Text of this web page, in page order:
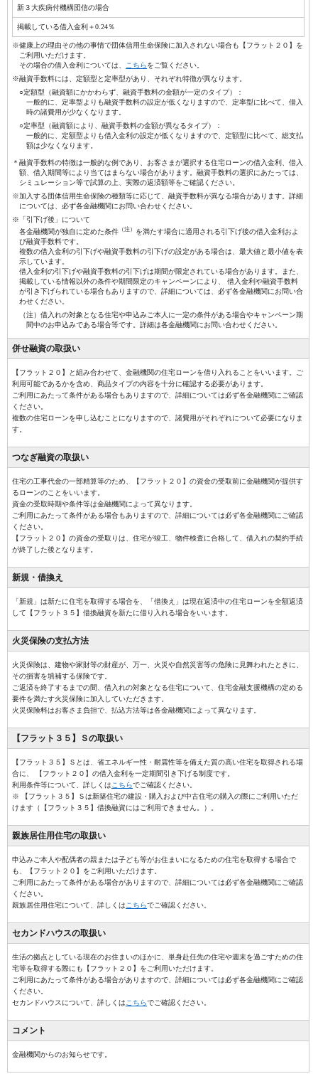
新３大疾病付機構団信の場合
掲載している借入金利＋0.24％
※健康上の理由その他の事情で団体信用生命保険に加入されない場合も【フラット２０】を
ご利用いただけます。
その場合の借入金利については、
こちらをご覧ください。
※融資手数料には、定額型と定率型があり、それぞれ特徴が異なります。
○定額型（融資額にかかわらず、融資手数料の金額が一定のタイプ）：
一般的に、定率型よりも融資手数料の設定が低くなりますので、定率型に比べて、借入
時の諸費用が少なくなります。
○定率型（融資額により、融資手数料の金額が異なるタイプ）：
一般的に、定額型よりも借入金利の設定が低くなりますので、定額型に比べて、総支払
額は少なくなります。
＊融資手数料の特徴は一般的な例であり、お客さまが選択する住宅ローンの借入金利、借入
額、借入期間等により当てはまらない場合があります。融資手数料の選択にあたっては、
シミュレーション等で試算の上、実際の返済額等をご確認ください。
※加入する団体信用生命保険の種類等に応じて、融資手数料が異なる場合があります。詳細
については、必ず各金融機関にお問い合わせください。
※「引下げ後」について
各金融機関が独自に定めた条件 （注）
を満たす場合に適用される引下げ後の借入金利およ
び融資手数料です。
複数の借入金利の引下げや融資手数料の引下げの設定がある場合は、最大値と最小値を表
示しています。
借入金利の引下げや融資手数料の引下げは期間が限定されている場合があります。また、
掲載している情報以外の条件や期間限定のキャンペーンにより、 借入金利や融資手数料
が引き下げられている場合もありますので、詳細については、必ず各金融機関にお問い合
わせください。
（注）借入れの対象となる住宅や申込みご本人に一定の条件がある場合やキャンペーン期
間中のお申込みである場合等です。詳細は各金融機関にお問い合わせください。
併せ融資の取扱い
【フラット２０】と組み合わせて、金融機関の住宅ローンを借り入れることをいいます。ご
利用可能であるかを含め、商品タイプの内容を十分に確認する必要があります。
ご利用にあたって条件がある場合もありますので、詳細については必ず各金融機関にご確認
ください。
複数の住宅ローンを申し込むことになりますので、諸費用がそれぞれについて必要になりま
す。
つなぎ融資の取扱い
住宅の工事代金の一部精算等のため、【フラット２０】の資金の受取前に金融機関が提供す
るローンのことをいいます。
資金の受取時期や条件等は金融機関によって異なります。
ご利用にあたって条件がある場合もありますので、詳細については必ず各金融機関にご確認
ください。
【フラット２０】の資金の受取りは、住宅が竣工、物件検査に合格して、借入れの契約手続
が終了した後となります。
新規・借換え
「新規」は新たに住宅を取得する場合を、「借換え」は現在返済中の住宅ローンを全額返済
して【フラット３５】借換融資を新たに借り入れる場合をいいます。
火災保険の支払方法
火災保険は、建物や家財等の財産が、万一、火災や自然災害等の危険に見舞われたときに、
その損害を填補する保険です。
ご返済を終了するまでの間、借入れの対象となる住宅について、住宅金融支援機構の定める
要件を満たす火災保険に加入していただきます。
火災保険料はお客さま負担で、払込方法等は各金融機関によって異なります。
【フラット３５】Ｓの取扱い
【フラット３５】Ｓとは、省エネルギー性・耐震性等を備えた質の高い住宅を取得される場
合に、 【フラット２０】の借入金利を一定期間引き下げる制度です。
利用条件等について、詳しくは こちらでご確認ください。
※ 【フラット３５】Ｓは新築住宅の建設・購入および中古住宅の購入の際にご利用いただ
けます（【フラット３５】借換融資にはご利用できません。）。
親族居住用住宅の取扱い
申込みご本人や配偶者の親または子ども等がお住まいになるための住宅を取得する場合で
も、【フラット２０】をご利用いただけます。
ご利用にあたって条件がある場合がありますので、詳細については必ず各金融機関にご確認
ください。
親族居住用住宅について、詳しくは こちらでご確認ください。
セカンドハウスの取扱い
生活の拠点としている現在のお住まいのほかに、単身赴任先の住宅や週末を過ごすための住
宅等を取得する際にも【フラット２０】をご利用いただけます。
ご利用にあたって条件がある場合がありますので、詳細については必ず各金融機関にご確認
ください。
セカンドハウスについて、詳しくは こちらでご確認ください。
コメント
金融機関からのお知らせです。